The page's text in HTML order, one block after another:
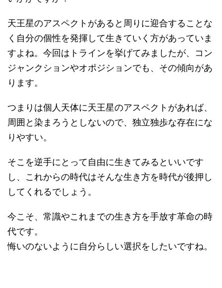
天王星のアスペクトがあると周りに迎合することな
く自分の個性を発揮して生きていく方があっていま
すよね。今回はトラインを挙げてみましたが、コン
ジャンクションやオポジションでも、その傾向があ
ります。
つまりは個人天体に天王星のアスペクトがあれば、
周囲と染まろうとしないので、独立独歩な存在にな
りやすい。
そこを逆手にとって自由に生きてみるといいです
し、これからの時代はそんな生き方を時代が後押し
してくれるでしょう。
今こそ、常識やこれまでの生き方を手放す革命の時
代です。
悔いのないように自分らしい選択をしたいですね。